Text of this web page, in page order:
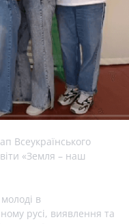
Всеукраїнського
«Земля – наш
в
русі, виявлення та